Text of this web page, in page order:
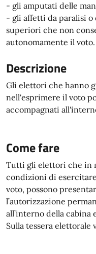
- gli amputati delle
- gli affetti da paralisi
superiori che non
autonomamente il voto.
Descrizione
Gli elettori che hanno
nell'esprimere il voto
accompagnati
Come fare
Tutti gli elettori che in
condizioni di
voto, possono
l’autorizzazione
all’interno della
Sulla tessera